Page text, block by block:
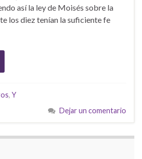
así la ley de Moisés sobre la
los diez tenían la suficiente fe
, Y
Dejar un comentario